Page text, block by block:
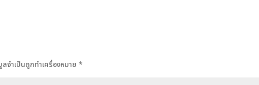
ลจำเป็นถูกทำเครื่องหมาย*